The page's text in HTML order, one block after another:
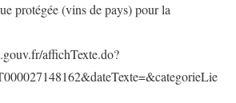
protégée (vins de pays) pour la
affichTexte.do?